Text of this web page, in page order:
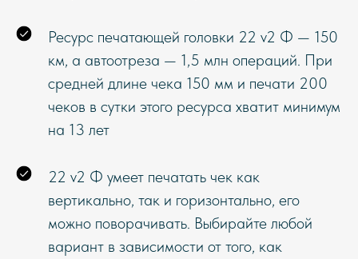
Ресурс печатающей головки 22 v2 Ф — 150
км, а автоотреза — 1,5 млн операций. При
средней длине чека 150 мм и печати 200
чеков в сутки этого ресурса хватит минимум
на 13 лет
22 v2 Ф умеет печатать чек как
вертикально, так и горизонтально, его
можно поворачивать. Выбирайте любой
вариант в зависимости от того, как